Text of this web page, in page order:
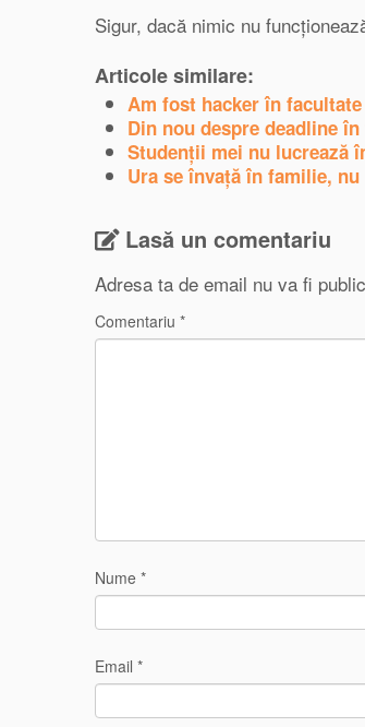
Sigur, dacă nimic nu
Articole similare:
Am fost hacker în facultate
Din nou despre deadline
Studenţii mei nu lucrează
Ura se învaţă în familie,
Lasă un comentariu
Adresa ta de email nu va fi
Comentariu *
Nume *
Email *